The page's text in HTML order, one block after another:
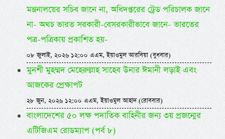
মন্ত্রনালয়ের সচিব জানে না, অধিদপ্তরের ট্রেড পরিচালক জানে
না- অথচ ভারত সরকারী-বেসরকারীভাবে জানে- ভারতের
পত্র-পত্রিকায় প্রকাশিত হয়-
০৮ জুলাই, ২০২৬ ১২:০০ এএম, ইয়াওমুল আরবিয়া (বুধবার)
মুনশী মুহম্মদ মেহেরুল্লাহ সাহেব উনার ঈমানী লড়াই এবং
আজকের প্রেক্ষাপট
২৮ জুন, ২০২৬ ১২:০০ এএম, ইয়াওমুল আহাদ (রোববার)
বাংলাদেশের ৫০ লক্ষ পদাতিক বাহিনীর জন্য ৩য় প্রজন্মের
এটিজিএম রোডম্যাপ (পর্ব ৮)